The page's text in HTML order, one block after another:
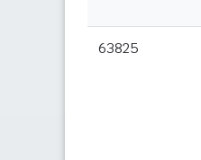
63825